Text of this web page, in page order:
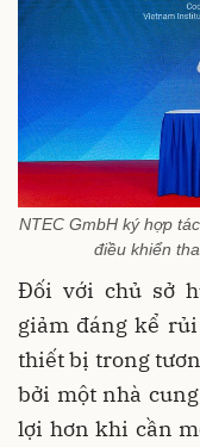
NTEC GmbH ký hợp
điều khiển
Đối với chủ sở
giảm đáng kể
thiết bị trong
bởi một nhà
lợi hơn khi cần